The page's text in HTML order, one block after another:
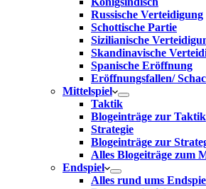
Russische Verteidigung
Schottische Partie
Sizilianische
Skandinavische
Spanische Eröffnung
Eröffnungsfallen/
Mittelspiel
Taktik
Blogeinträge zur Taktik
Strategie
Blogeinträge zur
Alles Blogeiträge zum
Endspiel
Alles rund ums